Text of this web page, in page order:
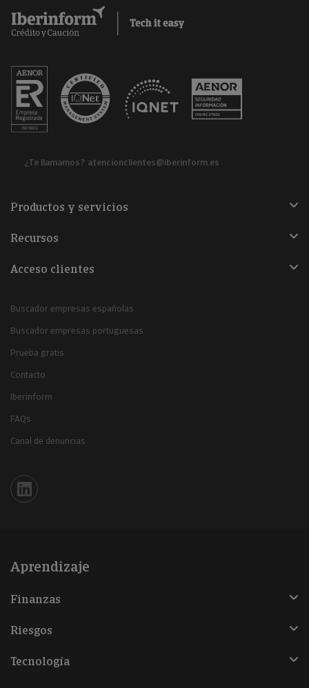
¿Te llamamos? atencionclientes@iberinform.es
Productos y servicios
Recursos
Acceso clientes
Buscador empresas españolas
Buscador empresas portuguesas
Prueba gratis
Contacto
Iberinform
FAQs
Canal de denuncias
Iberinform en Linkedin
Aprendizaje
Finanzas
Riesgos
Tecnología